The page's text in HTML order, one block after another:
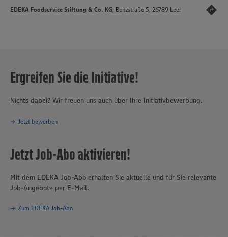
EDEKA Foodservice Stiftung & Co. KG, Benzstraße 5, 26789 Leer
Ergreifen Sie die Initiative!
Nichts dabei? Wir freuen uns auch über Ihre Initiativbewerbung.
Jetzt bewerben
Jetzt Job-Abo aktivieren!
Mit dem EDEKA Job-Abo erhalten Sie aktuelle und für Sie relevante
Job-Angebote per E-Mail.
Zum EDEKA Job-Abo